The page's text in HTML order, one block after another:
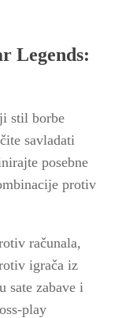
Legends:
stil borbe
savladati
posebne
protiv
računala,
igrača iz
sate zabave i
play